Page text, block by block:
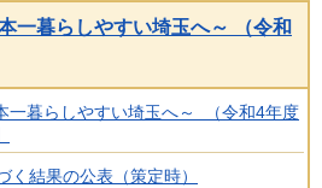
一暮らしやすい埼玉へ～ （令和
一暮らしやすい埼玉へ～ （令和4年度
く結果の公表（策定時）